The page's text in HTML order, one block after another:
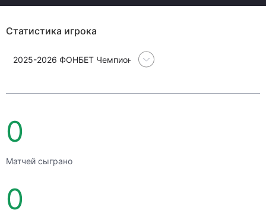
Статистика игрока
2025-2026 ФОНБЕТ Чемпионат Континентальной хоккейной
0
Матчей сыграно
0